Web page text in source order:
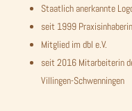
Staatlich anerkannte
seit 1999 Praxisinhaberin
Mitglied im dbl e.V.
seit 2016 Mitarbeiterin
Villingen-Schwenningen